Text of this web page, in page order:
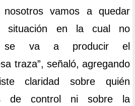
vamos a quedar
situación en la cual no
se va a producir el
traza”, señaló, agregando
claridad sobre quién
de control ni sobre la